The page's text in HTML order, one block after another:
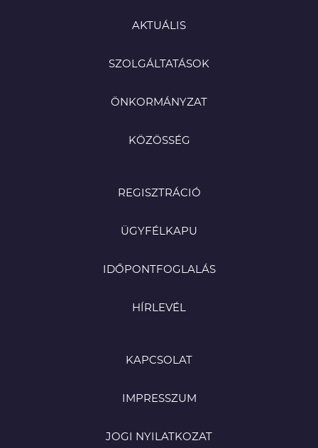
AKTUÁLIS
SZOLGÁLTATÁSOK
ÖNKORMÁNYZAT
KÖZÖSSÉG
REGISZTRÁCIÓ
ÜGYFÉLKAPU
IDŐPONTFOGLALÁS
HÍRLEVÉL
KAPCSOLAT
IMPRESSZUM
JOGI NYILATKOZAT